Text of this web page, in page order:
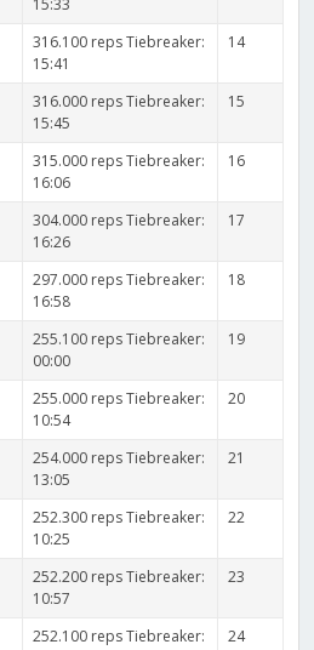
316.100 reps Tiebreaker:
15:41
14
316.000 reps Tiebreaker:
15:45
15
315.000 reps Tiebreaker:
16:06
16
304.000 reps Tiebreaker:
16:26
17
297.000 reps Tiebreaker:
16:58
18
255.100 reps Tiebreaker:
00:00
19
255.000 reps Tiebreaker:
10:54
20
254.000 reps Tiebreaker:
13:05
21
252.300 reps Tiebreaker:
10:25
22
252.200 reps Tiebreaker:
10:57
23
252.100 reps Tiebreaker:
24